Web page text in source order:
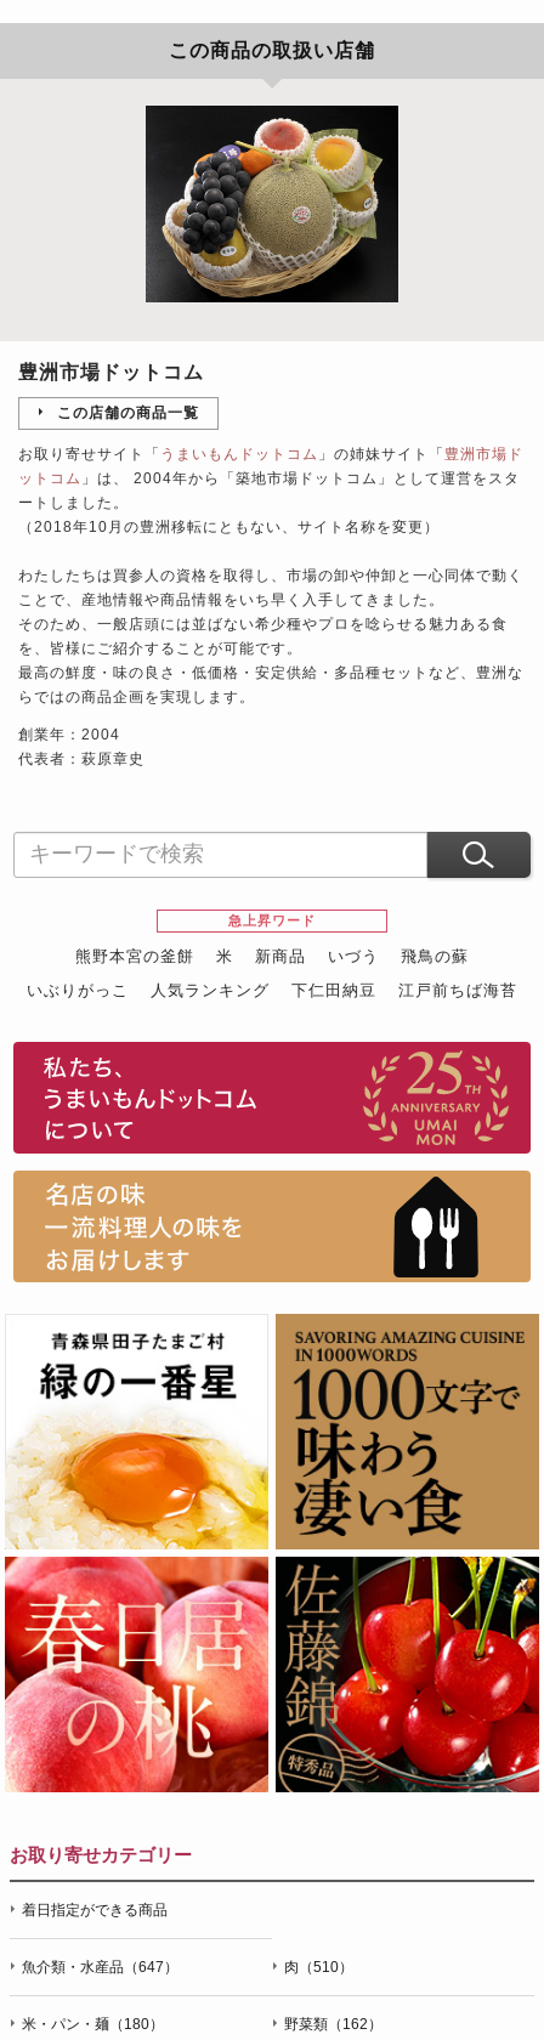
この商品の取扱い店舗
豊洲市場ドットコム
この店舗の商品一覧
お取り寄せサイト「 うまいもんドットコム 」の姉妹サイト「 豊洲市場ド
ットコム 」は、 2004年から「築地市場ドットコム」として運営をスタ
ートしました。
（2018年10月の豊洲移転にともない、サイト名称を変更）
わたしたちは買参人の資格を取得し、市場の卸や仲卸と一心同体で動く
ことで、産地情報や商品情報をいち早く入手してきました。
そのため、一般店頭には並ばない希少種やプロを唸らせる魅力ある食
を、皆様にご紹介することが可能です。
最高の鮮度・味の良さ・低価格・安定供給・多品種セットなど、豊洲な
らではの商品企画を実現します。
創業年：2004
代表者：萩原章史
急上昇ワード
熊野本宮の釜餅 米 新商品 いづう
飛鳥の蘇
いぶりがっこ
人気ランキング 下仁田納豆
江戸前ちば海苔
お取り寄せカテゴリー
着日指定ができる商品
魚介類・水産品（647） 肉（510）
米・パン・麺（180） 野菜類（162）